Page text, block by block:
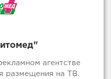
агентстве
размещения на ТВ.